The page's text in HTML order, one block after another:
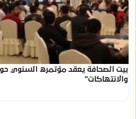
بيت الصحافة يعقد مؤتمره السنوي حول
والانتهاكات"